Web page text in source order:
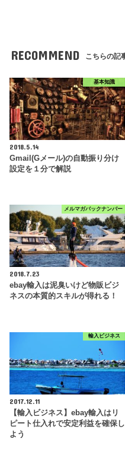
RECOMMEND こちらの記
基本知識
2018.5.14
Gmail(Gメール)の自動振り分け
設定を１分で解説
メルマガバックナンバー
2018.7.23
ebay輸入は泥臭いけど物販ビジ
ネスの本質的スキルが得れる！
輸入ビジネス
2017.12.11
【輸入ビジネス】ebay輸入はリ
ピート仕入れで安定利益を確保し
よう